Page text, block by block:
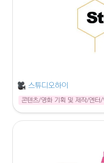
스튜디오하이
콘텐츠/영화 기획 및 제작/엔터